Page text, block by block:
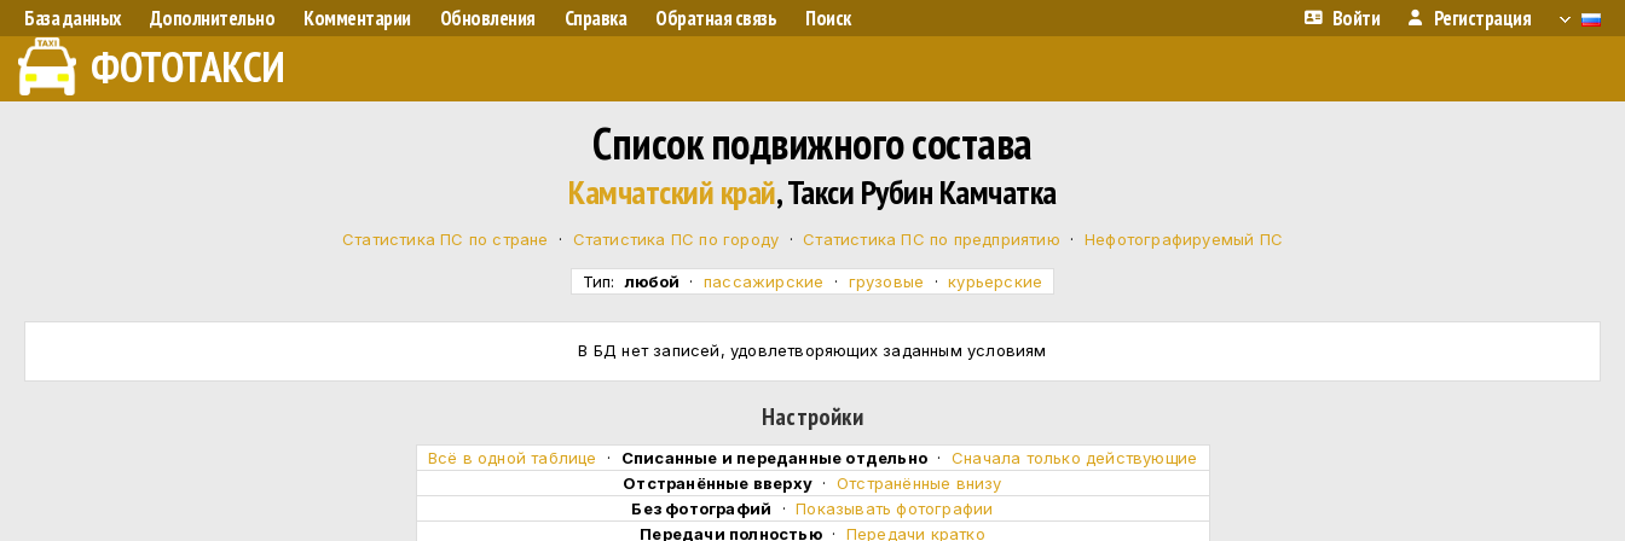
База данных Дополнительно Комментарии Обновления Справка Обратная связь Поиск Войти Регистрация
ФОТОТАКСИ
Список подвижного состава
Камчатский край, Такси Рубин Камчатка
Статистика ПС по стране · Статистика ПС по городу ·Статистика ПС по предприятию · Нефотографируемый ПС
Тип:любой ·пассажирские · грузовые ·курьерские
В БД нет записей, удовлетворяющих заданным условиям
Настройки
Всё в одной таблице · Cписанные и переданные отдельно· Сначала только действующие
Отстранённые вверху ·Отстранённые внизу
Без фотографий ·Показывать фотографии
Передачи полностью· Передачи кратко